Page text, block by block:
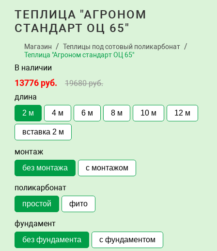
ТЕПЛИЦА "АГРОНОМ
СТАНДАРТ ОЦ 65"
Магазин
Теплицы под сотовый поликарбонат
Теплица "Агроном стандарт ОЦ 65"
В наличии
13776 руб. 19680руб.
длина
2 м 4 м 6 м 8 м 10 м 12 м
вставка 2 м
монтаж
без монтажа с монтажом
поликарбонат
простой фито
фундамент
без фундамента с фундаментом